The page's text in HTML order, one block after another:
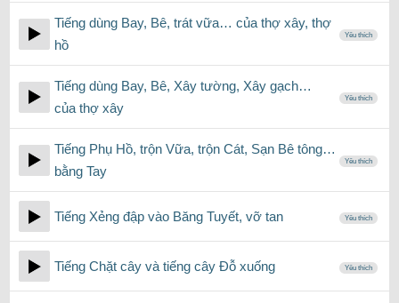
Tiếng dùng Bay, Bê, trát vữa… của thợ xây, thợ
hồ
Yêu thích
Tiếng dùng Bay, Bê, Xây tường, Xây gạch…
của thợ xây
Yêu thích
Tiếng Phụ Hồ, trộn Vữa, trộn Cát, Sạn Bê tông…
bằng Tay
Yêu thích
Tiếng Xẻng đập vào Băng Tuyết, vỡ tan Yêu thích
Tiếng Chặt cây và tiếng cây Đỗ xuống Yêu thích